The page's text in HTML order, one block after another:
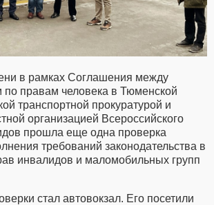
в рамках Соглашения между
правам человека в Тюменской
транспортной прокуратурой и
организацией Всероссийского
прошла еще одна проверка
требований законодательства в
инвалидов и маломобильных групп
стал автовокзал. Его посетили